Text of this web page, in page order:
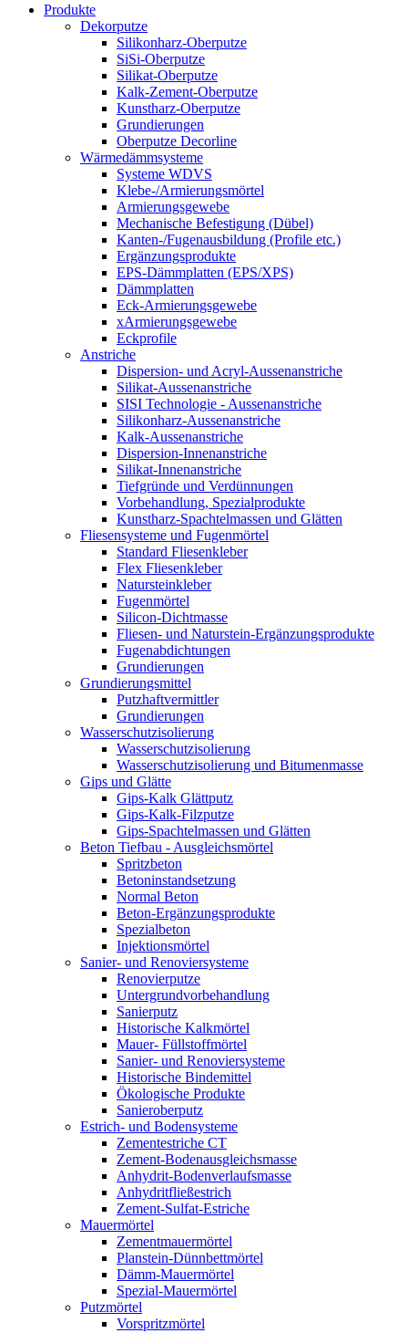
Produkte
Dekorputze
Silikonharz-Oberputze
SiSi-Oberputze
Silikat-Oberputze
Kalk-Zement-Oberputze
Kunstharz-Oberputze
Grundierungen
Oberputze Decorline
Wärmedämmsysteme
Systeme WDVS
Klebe-/Armierungsmörtel
Armierungsgewebe
Mechanische Befestigung (Dübel)
Kanten-/Fugenausbildung (Profile etc.)
Ergänzungsprodukte
EPS-Dämmplatten (EPS/XPS)
Dämmplatten
Eck-Armierungsgewebe
xArmierungsgewebe
Eckprofile
Anstriche
Dispersion- und Acryl-Aussenanstriche
Silikat-Aussenanstriche
SISI Technologie - Aussenanstriche
Silikonharz-Aussenanstriche
Kalk-Aussenanstriche
Dispersion-Innenanstriche
Silikat-Innenanstriche
Tiefgründe und Verdünnungen
Vorbehandlung, Spezialprodukte
Kunstharz-Spachtelmassen und Glätten
Fliesensysteme und Fugenmörtel
Standard Fliesenkleber
Flex Fliesenkleber
Natursteinkleber
Fugenmörtel
Silicon-Dichtmasse
Fliesen- und Naturstein-Ergänzungsprodukte
Fugenabdichtungen
Grundierungen
Grundierungsmittel
Putzhaftvermittler
Grundierungen
Wasserschutzisolierung
Wasserschutzisolierung
Wasserschutzisolierung und Bitumenmasse
Gips und Glätte
Gips-Kalk Glättputz
Gips-Kalk-Filzputze
Gips-Spachtelmassen und Glätten
Beton Tiefbau - Ausgleichsmörtel
Spritzbeton
Betoninstandsetzung
Normal Beton
Beton-Ergänzungsprodukte
Spezialbeton
Injektionsmörtel
Sanier- und Renoviersysteme
Renovierputze
Untergrundvorbehandlung
Sanierputz
Historische Kalkmörtel
Mauer- Füllstoffmörtel
Sanier- und Renoviersysteme
Historische Bindemittel
Ökologische Produkte
Sanieroberputz
Estrich- und Bodensysteme
Zementestriche CT
Zement-Bodenausgleichsmasse
Anhydrit-Bodenverlaufsmasse
Anhydritfließestrich
Zement-Sulfat-Estriche
Mauermörtel
Zementmauermörtel
Planstein-Dünnbettmörtel
Dämm-Mauermörtel
Spezial-Mauermörtel
Putzmörtel
Vorspritzmörtel